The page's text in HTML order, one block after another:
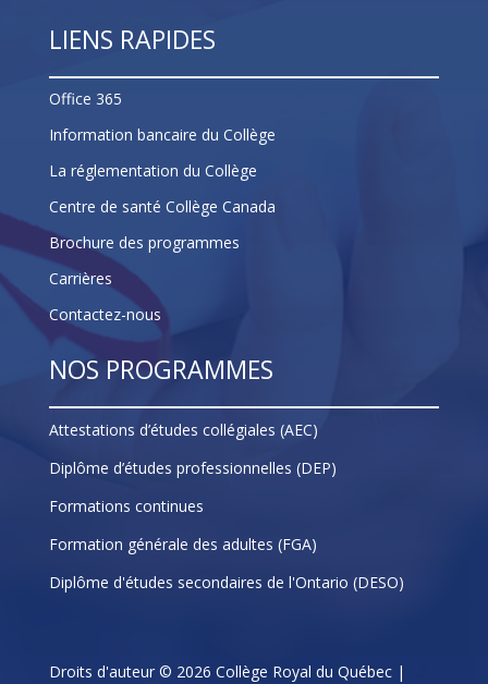
LIENS RAPIDES
Office 365
Information bancaire du Collège
La réglementation du Collège
Centre de santé Collège Canada
Brochure des programmes
Carrières
Contactez-nous
NOS PROGRAMMES
Attestations d’études collégiales (AEC)
Diplôme d’études professionnelles (DEP)
Formations continues
Formation générale des adultes (FGA)
Diplôme d'études secondaires de l'Ontario (DESO)
Droits d'auteur © 2026 Collège Royal du Québec |